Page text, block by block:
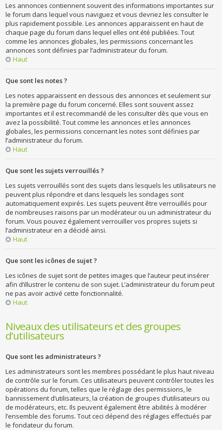
Les annonces contiennent souvent des informations importantes sur
le forum dans lequel vous naviguez et vous devriez les consulter le
plus rapidement possible. Les annonces apparaissent en haut de
chaque page du forum dans lequel elles ont été publiées. Tout
comme les annonces globales, les permissions concernant les
annonces sont définies par l’administrateur du forum.
Haut
Que sont les notes ?
Les notes apparaissent en dessous des annonces et seulement sur
la première page du forum concerné. Elles sont souvent assez
importantes et il est recommandé de les consulter dès que vous en
avez la possibilité. Tout comme les annonces et les annonces
globales, les permissions concernant les notes sont définies par
l’administrateur du forum.
Haut
Que sont les sujets verrouillés ?
Les sujets verrouillés sont des sujets dans lesquels les utilisateurs ne
peuvent plus répondre et dans lesquels les sondages sont
automatiquement expirés. Les sujets peuvent être verrouillés pour
de nombreuses raisons par un modérateur ou un administrateur du
forum. Vous pouvez également verrouiller vos propres sujets si
l’administrateur en a décidé ainsi.
Haut
Que sont les icônes de sujet ?
Les icônes de sujet sont de petites images que l’auteur peut insérer
afin d’illustrer le contenu de son sujet. L’administrateur du forum peut
ne pas avoir activé cette fonctionnalité.
Haut
Niveaux des utilisateurs et des groupes
d’utilisateurs
Que sont les administrateurs ?
Les administrateurs sont les membres possédant le plus haut niveau
de contrôle sur le forum. Ces utilisateurs peuvent contrôler toutes les
opérations du forum, telles que le réglage des permissions, le
bannissement d’utilisateurs, la création de groupes d’utilisateurs ou
de modérateurs, etc. Ils peuvent également être abilités à modérer
l’ensemble des forums. Tout ceci dépend des réglages effectués par
le fondateur du forum.